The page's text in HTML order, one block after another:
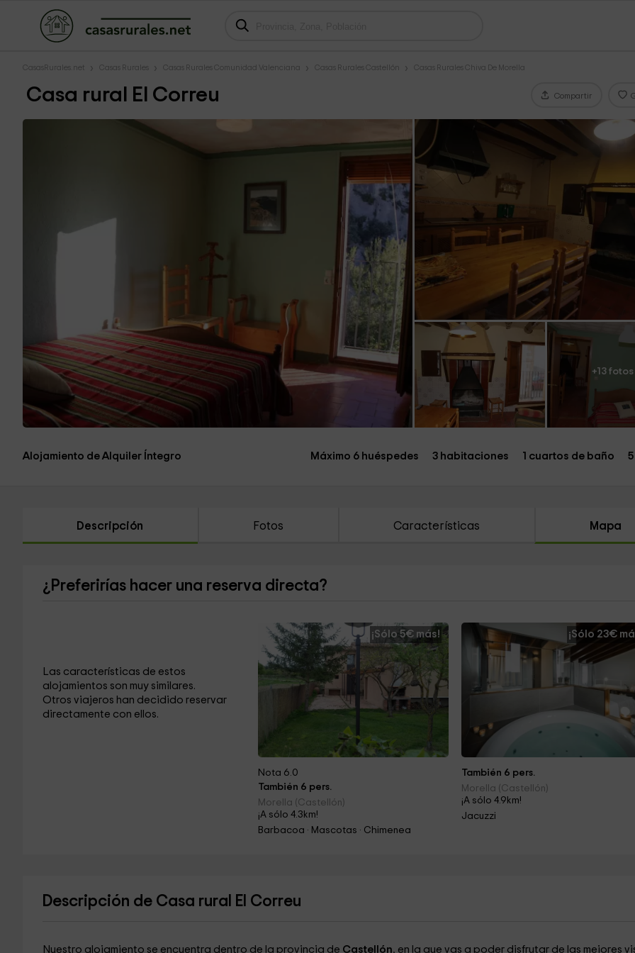
CasasRurales.net Casas Rurales Casas Rurales Comunidad Valenciana Casas Rurales Castellón Casas Rurales Chiva De Morella
Casa rural El Correu Compartir
+13 fotos
Alojamiento de Alquiler Íntegro Máximo 6 huéspedes 3 habitaciones 1 cuartos de baño
Descripción Fotos Características Mapa
¿Preferirías hacer una reserva directa?
Las características de estos
alojamientos son muy similares.
Otros viajeros han decidido reservar
directamente con ellos.
¡Sólo 5€ más!
Nota 6.0
También 6 pers.
Morella (Castellón)
¡A sólo 4.3km!
Barbacoa · Mascotas · Chimenea
¡Sólo 23€
También 6 pers.
Morella (Castellón)
¡A sólo 4.9km!
Jacuzzi
Descripción de Casa rural El Correu
Nuestro alojamiento se encuentra dentro de la provincia de Castellón, en la que vas a poder disfrutar de las mejores